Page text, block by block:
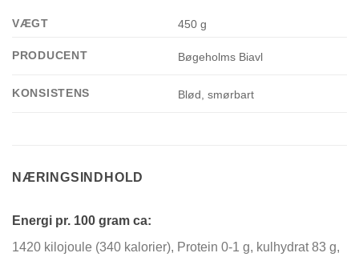
VÆGT 450 g
PRODUCENT Bøgeholms Biavl
KONSISTENS Blød, smørbart
NÆRINGSINDHOLD
Energi pr. 100 gram ca:
1420 kilojoule (340 kalorier), Protein 0-1 g, kulhydrat 83 g,